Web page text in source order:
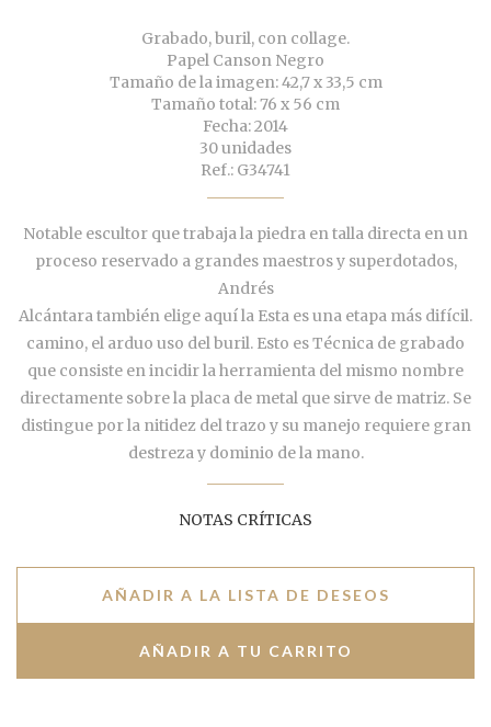
Grabado, buril, con collage.
Papel Canson Negro
Tamaño de la imagen: 42,7 x 33,5 cm
Tamaño total: 76 x 56 cm
Fecha: 2014
30 unidades
Ref.: G34741
Notable escultor que trabaja la piedra en talla directa en un
proceso reservado a grandes maestros y superdotados,
Andrés
Alcántara también elige aquí la Esta es una etapa más difícil.
camino, el arduo uso del buril. Esto es Técnica de grabado
que consiste en incidir la herramienta del mismo nombre
directamente sobre la placa de metal que sirve de matriz. Se
distingue por la nitidez del trazo y su manejo requiere gran
destreza y dominio de la mano.
NOTAS CRÍTICAS
AÑADIR A LA LISTA DE DESEOS